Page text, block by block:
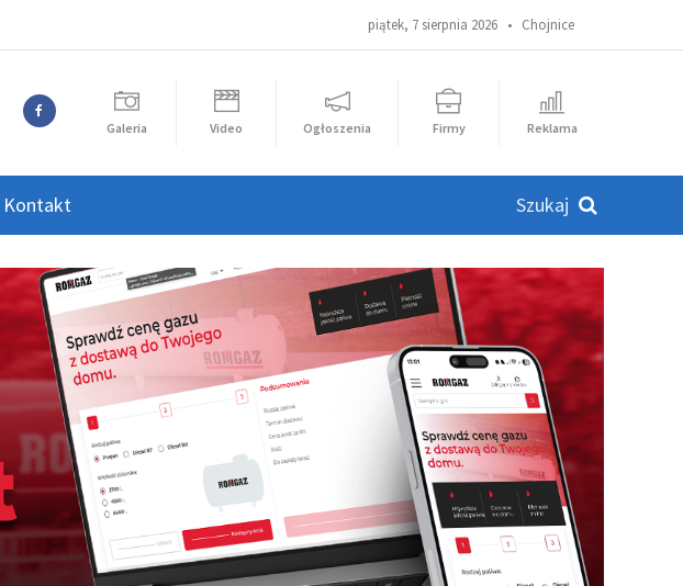
piątek, 7 sierpnia 2026 • Chojnice
Galeria Video Ogłoszenia Firmy Reklama
Kontakt